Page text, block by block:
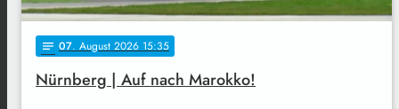
notes 07. August 2026 15:35
Nürnberg | Auf nach Marokko!